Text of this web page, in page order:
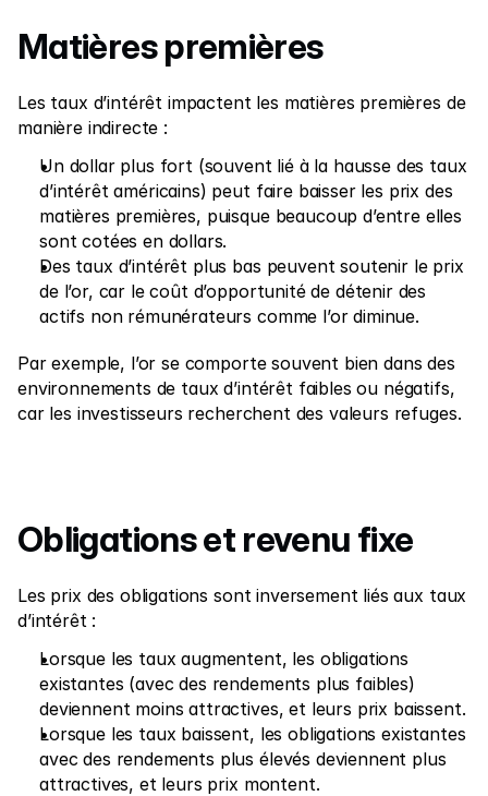
Matières premières
Les taux d’intérêt impactent les matières premières de
manière indirecte :
Un dollar plus fort (souvent lié à la hausse des taux
d’intérêt américains) peut faire baisser les prix des
matières premières, puisque beaucoup d’entre elles
sont cotées en dollars.
Des taux d’intérêt plus bas peuvent soutenir le prix
de l’or, car le coût d’opportunité de détenir des
actifs non rémunérateurs comme l’or diminue.
Par exemple, l’or se comporte souvent bien dans des
environnements de taux d’intérêt faibles ou négatifs,
car les investisseurs recherchent des valeurs refuges.
Obligations et revenu fixe
Les prix des obligations sont inversement liés aux taux
d’intérêt :
Lorsque les taux augmentent, les obligations
existantes (avec des rendements plus faibles)
deviennent moins attractives, et leurs prix baissent.
Lorsque les taux baissent, les obligations existantes
avec des rendements plus élevés deviennent plus
attractives, et leurs prix montent.